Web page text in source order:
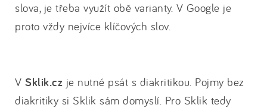
slova, je třeba využít obě varianty. V Google je
proto vždy nejvíce klíčových slov.
V Sklik.cz je nutné psát s diakritikou. Pojmy bez
diakritiky si Sklik sám domyslí. Pro Sklik tedy